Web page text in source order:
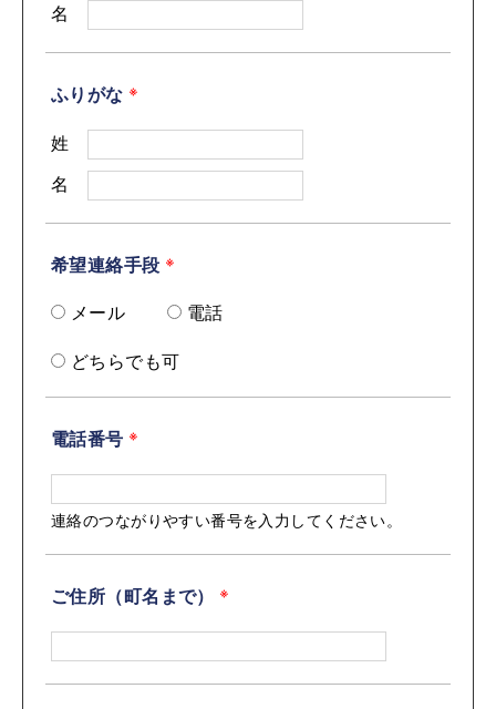
名
ふりがな ※
姓
名
希望連絡手段 ※
メール 電話
どちらでも可
電話番号 ※
連絡のつながりやすい番号を入力してください。
ご住所（町名まで） ※